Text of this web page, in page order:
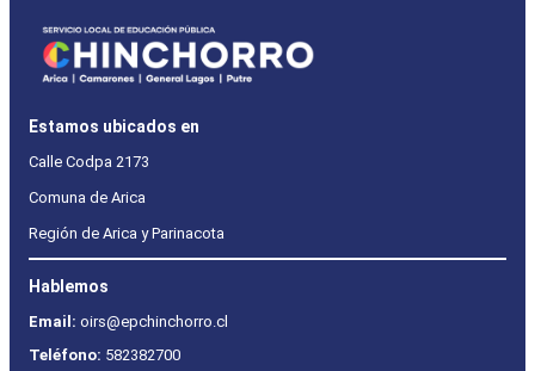
Estamos ubicados en
Calle Codpa 2173
Comuna de Arica
Región de Arica y Parinacota
Hablemos
Email: oirs@epchinchorro.cl
Teléfono: 582382700